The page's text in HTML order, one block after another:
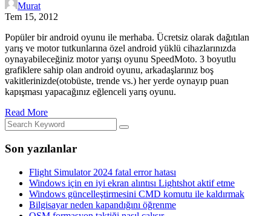
Murat
Tem 15, 2012
Popüler bir android oyunu ile merhaba. Ücretsiz olarak dağıtılan
yarış ve motor tutkunlarına özel android yüklü cihazlarınızda
oynayabileceğiniz motor yarışı oyunu SpeedMoto. 3 boyutlu
grafiklere sahip olan android oyunu, arkadaşlarınız boş
vakitlerinizde(otobüste, trende vs.) her yerde oynayıp puan
kapışması yapacağınız eğlenceli yarış oyunu.
Read More
Son yazılanlar
Flight Simulator 2024 fatal error hatası
Windows için en iyi ekran alıntısı Lightshot aktif etme
Windows güncelleştirmesini CMD komutu ile kaldırmak
Bilgisayar neden kapandığını öğrenme